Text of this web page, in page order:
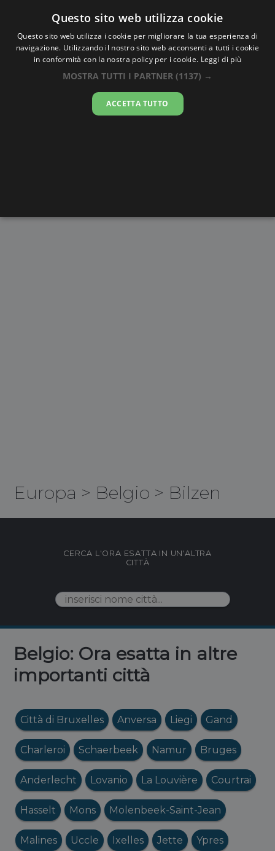
Oraesatta.co
Ora EsattaBilzen
09:08:34
Europa > Belgio > Bilzen
CERCA L'ORA ESATTA IN UN'ALTRA
CITTÀ
Belgio: Ora esatta in altre
importanti città
Città di Bruxelles Anversa Liegi Gand
Charleroi Schaerbeek Namur Bruges
Anderlecht Lovanio La Louvière Courtrai
Hasselt Mons Molenbeek-Saint-Jean
Malines Uccle Ixelles Jette Ypres
Questo sito web utilizza cookie
Questo sito web utilizza i cookie per migliorare la tua esperienza di
navigazione. Utilizzando il nostro sito web acconsenti a tutti i cookie
in conformità con la nostra policy per i cookie. Leggi di più
MOSTRA TUTTI I PARTNER (1137) →
ACCETTA TUTTO